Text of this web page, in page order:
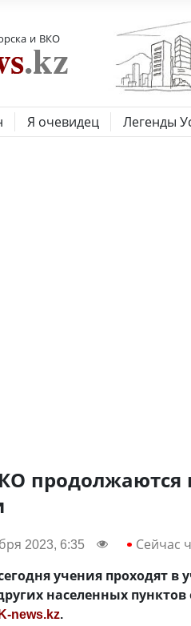
и ВКО
Я очевидец Легенды
2023, 6:35 Сейчас
учения проходят в
населенных пунктов
news.kz.